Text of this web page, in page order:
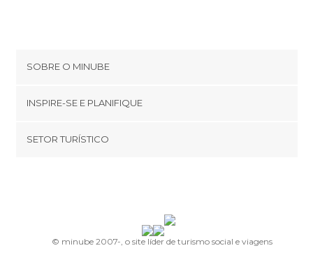
SOBRE O MINUBE
Términos e Condições
INSPIRE-SE E PLANIFIQUE
footer@item_discovertips_anchor
SETOR TURÍSTICO
© minube 2007-, o site líder de turismo social e viagens